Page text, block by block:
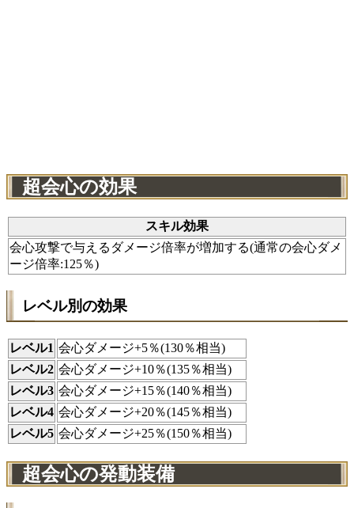
超会心の効果
スキル効果
会心攻撃で与えるダメージ倍率が増加する(通常の会心ダメ
ージ倍率:125％)
レベル別の効果
レベル1 会心ダメージ+5％(130％相当)
レベル2 会心ダメージ+10％(135％相当)
レベル3 会心ダメージ+15％(140％相当)
レベル4 会心ダメージ+20％(145％相当)
レベル5 会心ダメージ+25％(150％相当)
超会心の発動装備